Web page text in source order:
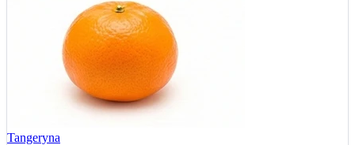
Tangeryna